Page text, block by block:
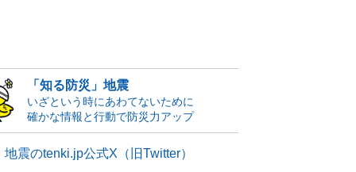
「知る防災」地震
いざという時にあわてないために
確かな情報と行動で防災力アップ
地震のtenki.jp公式X（旧Twitter）